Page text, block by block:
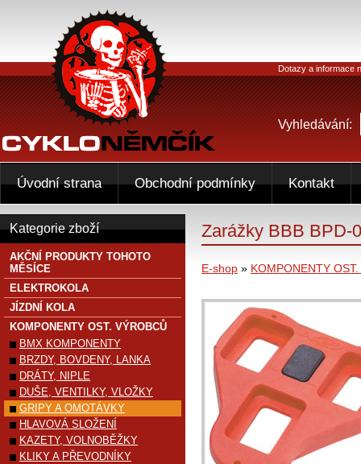
Zarážky BBB BPD-
E-shop » KOMPONENTY
Kategorie zboží
AKČNÍ PRODUKTY TOHOTO
MĚSÍCE
ELEKTROKOLA
JÍZDNÍ KOLA
KOMPONENTY OST. VÝROBCŮ
BMX KOMPONENTY
BRZDY, BOVDENY, LANKA
DRÁTY, NIPLE
DUŠE, VENTILKY, VLOŽKY
GRIPY A OMOTÁVKY
HLAVOVÁ SLOŽENÍ
KAZETY, VOLNOBĚŽKY
KLIKY A PŘEVODNÍKY
Dotazy a informace
Vyhledávání:
Úvodní strana Obchodní podmínky Kontakt